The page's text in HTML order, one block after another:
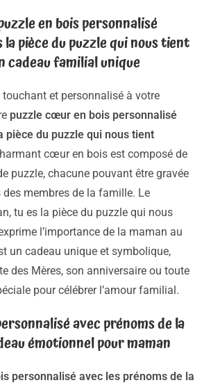
en bois personnalisé
la pièce du puzzle qui nous tient
cadeau familial unique
et personnalisé à votre
puzzle cœur en bois personnalisé
pièce du puzzle qui nous tient
cœur en bois est composé de
puzzle, chacune pouvant être gravée
des membres de la famille. Le
tu es la pièce du puzzle qui nous
l’importance de la maman au
un cadeau unique et symbolique,
des Mères, son anniversaire ou toute
pour célébrer l’amour familial.
avec prénoms de la
émotionnel pour maman
personnalisé avec les prénoms de la